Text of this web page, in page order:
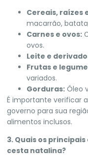
Cereais, raízes
macarrão,
Carnes e ovos:
ovos.
Leite e
Frutas e
variados.
Gorduras: Óleo
É importante verificar
governo para sua
alimentos inclusos.
3. Quais os
cesta natalina?